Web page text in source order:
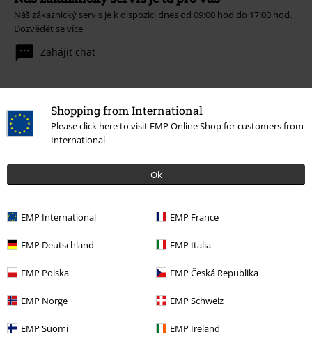
Shopping from International
Please click here to visit EMP Online Shop for customers from
International
Ok
EMP International EMP France
EMP Deutschland EMP Italia
EMP Polska EMP Česká Republika
EMP Norge EMP Schweiz
EMP Suomi EMP Ireland
Náš zákaznický servis je k dispozici dnes od 09:00 hod do 17:00 hod.
Dozvědět se více
Zahájit chat
Zákaznícky servis
Pomoc / FAQ